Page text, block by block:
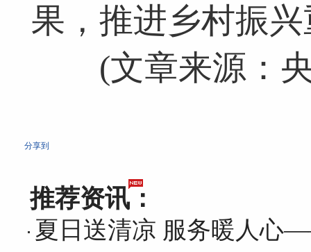
果，推进乡村振
(文章来源：央
分享到
推荐资讯：
夏日送清凉 服务暖人心
网友跟帖 共0条 登录名：